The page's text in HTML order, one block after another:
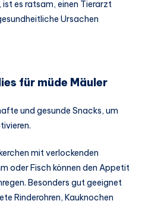
es ratsam, einen Tierarzt
Ursachen
für müde Mäuler
und gesunde Snacks, um
mit verlockenden
oder Fisch können den Appetit
Besonders gut geeignet
Rinderohren, Kauknochen